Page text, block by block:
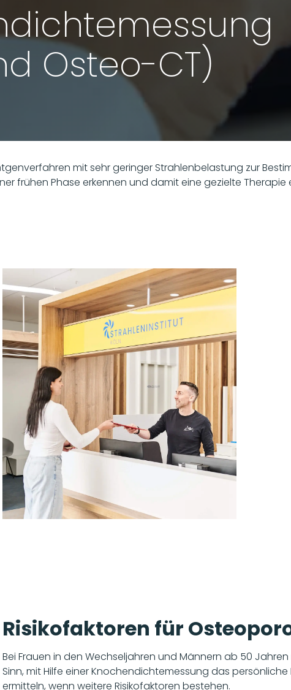
Osteo-CT)
mit sehr geringer Strahlenbelastung zur
frühen Phase erkennen und damit eine gezielte Therapie
Risikofaktoren für
Bei Frauen in den Wechseljahren und Männern ab 50
Sinn, mit Hilfe einer Knochendichtemessung das
ermitteln, wenn weitere Risikofaktoren bestehen.